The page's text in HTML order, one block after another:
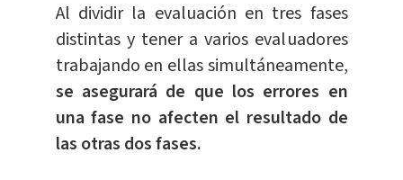
Al dividir la evaluación en tres fases
distintas y tener a varios evaluadores
trabajando en ellas simultáneamente,
se asegurará de que los errores en
una fase no afecten el resultado de
las otras dos fases.